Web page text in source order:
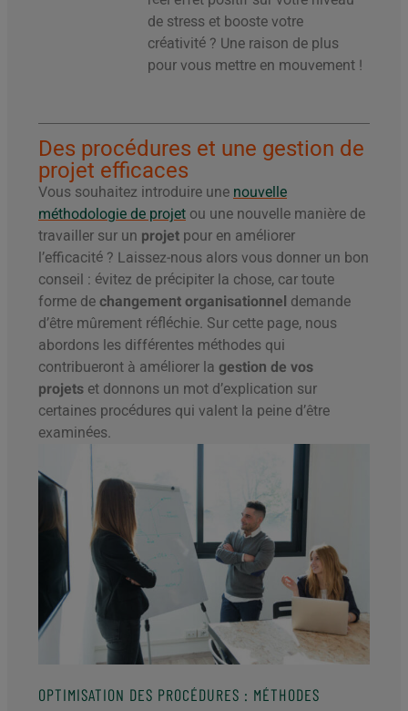
de stress et booste votre
créativité ? Une raison de plus
pour vous mettre en mouvement !
Des procédures et une gestion de
projet efficaces
Vous souhaitez introduire une nouvelle
méthodologie de projet ou une nouvelle manière de
travailler sur un projet pour en améliorer
l’efficacité ? Laissez-nous alors vous donner un bon
conseil : évitez de précipiter la chose, car toute
forme de changement organisationnel demande
d’être mûrement réfléchie. Sur cette page, nous
abordons les différentes méthodes qui
contribueront à améliorer la gestion de vos
projets et donnons un mot d’explication sur
certaines procédures qui valent la peine d’être
examinées.
OPTIMISATION DES PROCÉDURES : MÉTHODES